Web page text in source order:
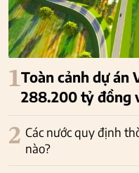
1Toàn cảnh dự án
288.200 tỷ đồng
2 Các nước quy định
nào?